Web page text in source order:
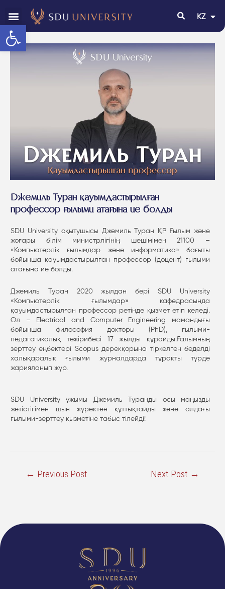
Open toolbar
KZ
EN
Джемиль Туран қауымдастырылған
профессор ғылыми атағына ие болды
SDU University оқытушысы Джемиль Туран ҚР Ғылым және
жоғары білім министрлігінің шешімімен 21100 –
«Компьютерлік ғылымдар және информатика» бағыты
бойынша қауымдастырылған профессор (доцент) ғылыми
атағына ие болды.
Джемиль Туран 2020 жылдан бері SDU University
«Компьютерлік ғылымдар» кафедрасында
қауымдастырылған профессор ретінде қызмет етіп келеді.
Ол – Electrical and Computer Engineering мамандығы
бойынша философия докторы (PhD), ғылыми-
педагогикалық тәжірибесі 17 жылды құрайды.Ғалымның
зерттеу еңбектері Scopus дерекқорына тіркелген беделді
халықаралық ғылыми журналдарда тұрақты түрде
жарияланып жүр.
SDU University ұжымы Джемиль Туранды осы маңызды
жетістігімен шын жүректен құттықтайды және алдағы
ғылыми-зерттеу қызметіне табыс тілейді!
← Previous Post Next Post →